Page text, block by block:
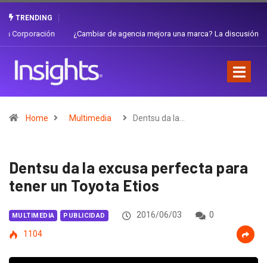
TRENDING
¿Cambiar de agencia mejora una marca? La discusión que atraviesa a
Home Multimedia Dentsu da la…
Dentsu da la excusa perfecta para
tener un Toyota Etios
MULTIMEDIA PUBLICIDAD 2016/06/03
0
1104